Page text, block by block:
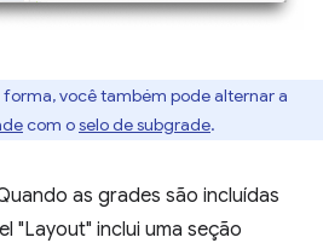
você também pode alternar a
com oselo de subgrade.
as grades são incluídas
"Layout" inclui uma seção